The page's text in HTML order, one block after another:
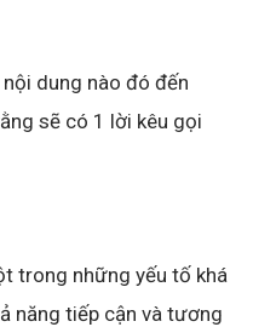
dung nào đó đến
sẽ có 1 lời kêu gọi
trong những yếu tố khá
năng tiếp cận và tương